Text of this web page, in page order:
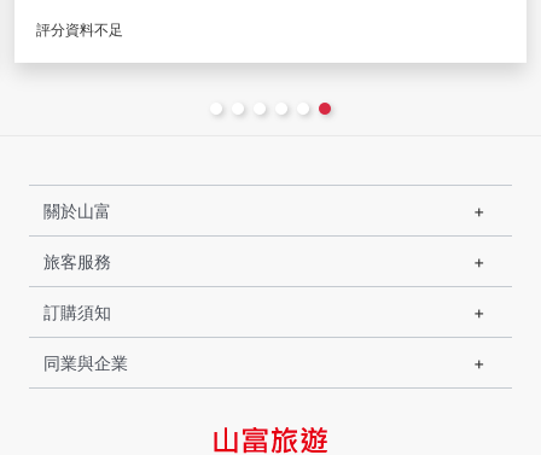
評分資料不足
關於山富
旅客服務
訂購須知
同業與企業